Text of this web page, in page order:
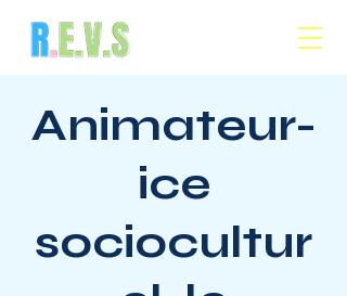
Animateur-
ice
sociocultur